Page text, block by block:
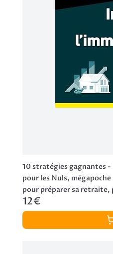
10 stratégies gagnantes
pour les Nuls,
pour préparer sa retraite,
ses enfants... (Poche pour
12€